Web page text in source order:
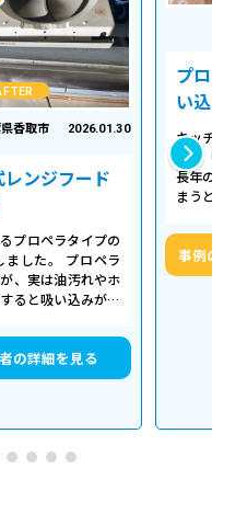
香取市 2026.01.30
ンジフード
プロペラタイプの
ました。 プロペラ
、実は油汚れやホ
ると吸い込みが悪
の詳細を見る
プロの
い込み
キッチン
える「シ
長年の調
まうとご
事例の詳